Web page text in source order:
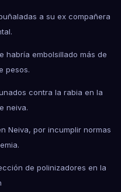
a su ex compañera
habría embolsillado más de
pesos.
contra la rabia en la
neiva.
Neiva, por incumplir normas
de polinizadores en la